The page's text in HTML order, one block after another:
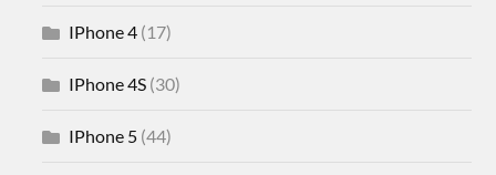
IPhone 4 (17)
IPhone 4S (30)
IPhone 5 (44)